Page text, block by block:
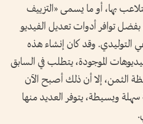
بها، أو ما يسمى «التزييف
توافر أدوات تعديل الفيديو
التوليدي. وقد كان إنشاء هذه
الموجودة، يتطلب في السابق
إلا أن ذلك أصبح الآن
وبسيطة، يتوفر العديد منها